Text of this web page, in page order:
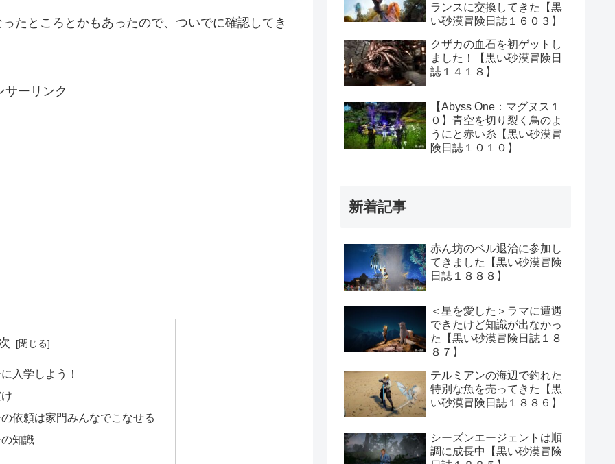
たところとかもあったので、ついでに確認してき
サーリンク
入学しよう！
依頼は家門みんなでこなせる
知識
ランスに交換してきた【黒
い砂漠冒険日誌１６０３】
クザカの血石を初ゲットし
ました！【黒い砂漠冒険日
誌１４１８】
【Abyss One：マグヌス１
０】青空を切り裂く鳥のよ
うにと赤い糸【黒い砂漠冒
険日誌１０１０】
新着記事
赤ん坊のベル退治に参加し
てきました【黒い砂漠冒険
日誌１８８８】
＜星を愛した＞ラマに遭遇
できたけど知識が出なかっ
た【黒い砂漠冒険日誌１８
８７】
テルミアンの海辺で釣れた
特別な魚を売ってきた【黒
い砂漠冒険日誌１８８６】
シーズンエージェントは順
調に成長中【黒い砂漠冒険